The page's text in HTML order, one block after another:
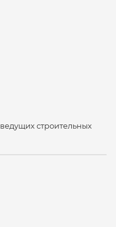
ведущих строительных